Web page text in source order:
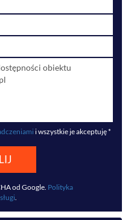
i wszystkie je akceptuję *
od Google. Polityka
.